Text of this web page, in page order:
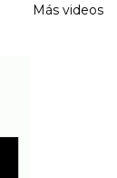
Más videos